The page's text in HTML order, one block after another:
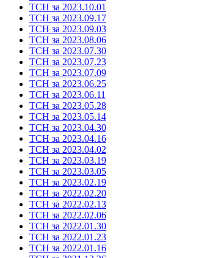
ТСН за 2023.10.01
ТСН за 2023.09.17
ТСН за 2023.09.03
ТСН за 2023.08.06
ТСН за 2023.07.30
ТСН за 2023.07.23
ТСН за 2023.07.09
ТСН за 2023.06.25
ТСН за 2023.06.11
ТСН за 2023.05.28
ТСН за 2023.05.14
ТСН за 2023.04.30
ТСН за 2023.04.16
ТСН за 2023.04.02
ТСН за 2023.03.19
ТСН за 2023.03.05
ТСН за 2023.02.19
ТСН за 2022.02.20
ТСН за 2022.02.13
ТСН за 2022.02.06
ТСН за 2022.01.30
ТСН за 2022.01.23
ТСН за 2022.01.16